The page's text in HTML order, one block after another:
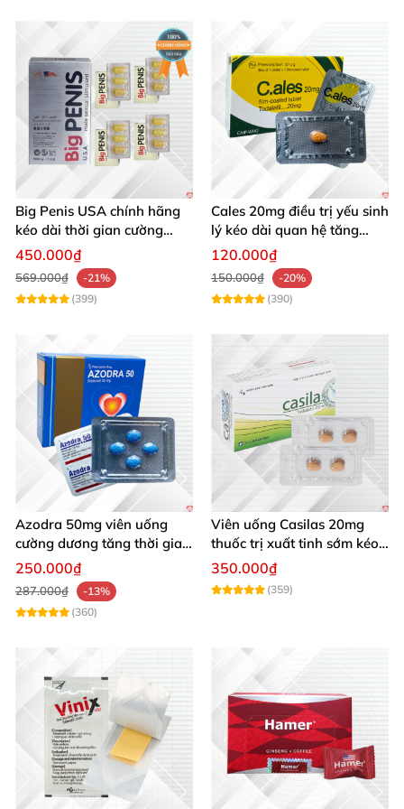
Big Penis USA chính hãng
kéo dài thời gian cường
dương chống xuất tinh sớm
hộp 12 viên
450.000₫
569.000₫
-21%
(399)
Cales 20mg điều trị yếu sinh
lý kéo dài quan hệ tăng
cường cương dương
120.000₫
150.000₫
-20%
(390)
Azodra 50mg viên uống
cường dương tăng thời gian
quan hệ an toàn
250.000₫
287.000₫
-13%
(360)
Viên uống Casilas 20mg
thuốc trị xuất tinh sớm kéo
dài thời gian quan hệ
350.000₫
(359)